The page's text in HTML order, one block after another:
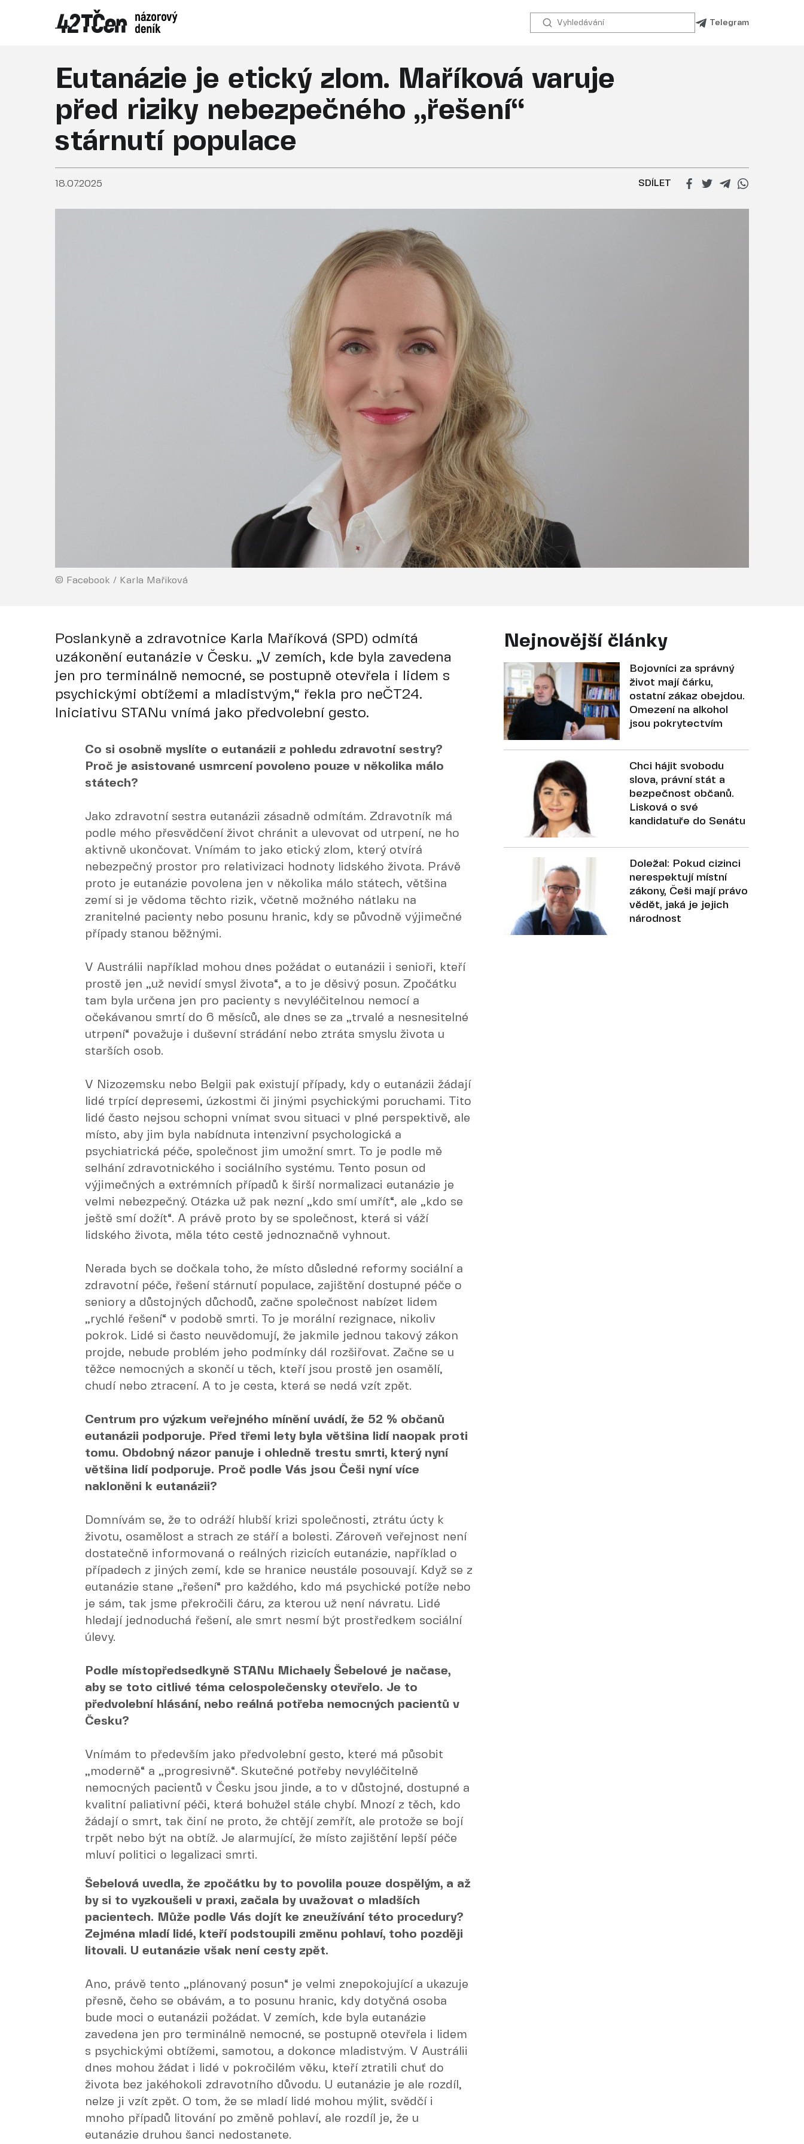
Telegram
Eutanázie je etický zlom. Maříková varuje
před riziky nebezpečného „řešení“
stárnutí populace
18.07.2025 SDÍLET
© Facebook / Karla Mařiková
Poslankyně a zdravotnice Karla Maříková (SPD) odmítá
uzákonění eutanázie v Česku. „V zemích, kde byla zavedena
jen pro terminálně nemocné, se postupně otevřela i lidem s
psychickými obtížemi a mladistvým,“ řekla pro neČT24.
Iniciativu STANu vnímá jako předvolební gesto.
Co si osobně myslíte o eutanázii z pohledu zdravotní sestry?
Proč je asistované usmrcení povoleno pouze v několika málo
státech?
Jako zdravotní sestra eutanázii zásadně odmítám. Zdravotník má
podle mého přesvědčení život chránit a ulevovat od utrpení, ne ho
aktivně ukončovat. Vnímám to jako etický zlom, který otvírá
nebezpečný prostor pro relativizaci hodnoty lidského života. Právě
proto je eutanázie povolena jen v několika málo státech, většina
zemí si je vědoma těchto rizik, včetně možného nátlaku na
zranitelné pacienty nebo posunu hranic, kdy se původně výjimečné
případy stanou běžnými.
V Austrálii například mohou dnes požádat o eutanázii i senioři, kteří
prostě jen „už nevidí smysl života“, a to je děsivý posun. Zpočátku
tam byla určena jen pro pacienty s nevyléčitelnou nemocí a
očekávanou smrtí do 6 měsíců, ale dnes se za „trvalé a nesnesitelné
utrpení“ považuje i duševní strádání nebo ztráta smyslu života u
starších osob.
V Nizozemsku nebo Belgii pak existují případy, kdy o eutanázii žádají
lidé trpící depresemi, úzkostmi či jinými psychickými poruchami. Tito
lidé často nejsou schopni vnímat svou situaci v plné perspektivě, ale
místo, aby jim byla nabídnuta intenzivní psychologická a
psychiatrická péče, společnost jim umožní smrt. To je podle mě
selhání zdravotnického i sociálního systému. Tento posun od
výjimečných a extrémních případů k širší normalizaci eutanázie je
velmi nebezpečný. Otázka už pak nezní „kdo smí umřít“, ale „kdo se
ještě smí dožít“. A právě proto by se společnost, která si váží
lidského života, měla této cestě jednoznačně vyhnout.
Nerada bych se dočkala toho, že místo důsledné reformy sociální a
zdravotní péče, řešení stárnutí populace, zajištění dostupné péče o
seniory a důstojných důchodů, začne společnost nabízet lidem
„rychlé řešení“ v podobě smrti. To je morální rezignace, nikoliv
pokrok. Lidé si často neuvědomují, že jakmile jednou takový zákon
projde, nebude problém jeho podmínky dál rozšiřovat. Začne se u
těžce nemocných a skončí u těch, kteří jsou prostě jen osamělí,
chudí nebo ztracení. A to je cesta, která se nedá vzít zpět.
Centrum pro výzkum veřejného mínění uvádí, že 52 % občanů
eutanázii podporuje. Před třemi lety byla většina lidí naopak proti
tomu. Obdobný názor panuje i ohledně trestu smrti, který nyní
většina lidí podporuje. Proč podle Vás jsou Češi nyní více
nakloněni k eutanázii?
Domnívám se, že to odráží hlubší krizi společnosti, ztrátu úcty k
životu, osamělost a strach ze stáří a bolesti. Zároveň veřejnost není
dostatečně informovaná o reálných rizicích eutanázie, například o
případech z jiných zemí, kde se hranice neustále posouvají. Když se z
eutanázie stane „řešení“ pro každého, kdo má psychické potíže nebo
je sám, tak jsme překročili čáru, za kterou už není návratu. Lidé
hledají jednoduchá řešení, ale smrt nesmí být prostředkem sociální
úlevy.
Podle místopředsedkyně STANu Michaely Šebelové je načase,
aby se toto citlivé téma celospolečensky otevřelo. Je to
předvolební hlásání, nebo reálná potřeba nemocných pacientů v
Česku?
Vnímám to především jako předvolební gesto, které má působit
„moderně“ a „progresivně“. Skutečné potřeby nevyléčitelně
nemocných pacientů v Česku jsou jinde, a to v důstojné, dostupné a
kvalitní paliativní péči, která bohužel stále chybí. Mnozí z těch, kdo
žádají o smrt, tak činí ne proto, že chtějí zemřít, ale protože se bojí
trpět nebo být na obtíž. Je alarmující, že místo zajištění lepší péče
mluví politici o legalizaci smrti.
Šebelová uvedla, že zpočátku by to povolila pouze dospělým, a až
by si to vyzkoušeli v praxi, začala by uvažovat o mladších
pacientech. Může podle Vás dojít ke zneužívání této procedury?
Zejména mladí lidé, kteří podstoupili změnu pohlaví, toho později
litovali. U eutanázie však není cesty zpět.
Ano, právě tento „plánovaný posun“ je velmi znepokojující a ukazuje
přesně, čeho se obávám, a to posunu hranic, kdy dotyčná osoba
bude moci o eutanázii požádat. V zemích, kde byla eutanázie
zavedena jen pro terminálně nemocné, se postupně otevřela i lidem
s psychickými obtížemi, samotou, a dokonce mladistvým. V Austrálii
dnes mohou žádat i lidé v pokročilém věku, kteří ztratili chuť do
života bez jakéhokoli zdravotního důvodu. U eutanázie je ale rozdíl,
nelze ji vzít zpět. O tom, že se mladí lidé mohou mýlit, svědčí i
mnoho případů litování po změně pohlaví, ale rozdíl je, že u
eutanázie druhou šanci nedostanete.
Nejnovější články
Bojovníci za správný
život mají čárku,
ostatní zákaz obejdou.
Omezení na alkohol
jsou pokrytectvím
Chci hájit svobodu
slova, právní stát a
bezpečnost občanů.
Lisková o své
kandidatuře do Senátu
Doležal: Pokud cizinci
nerespektují místní
zákony, Češi mají právo
vědět, jaká je jejich
národnost